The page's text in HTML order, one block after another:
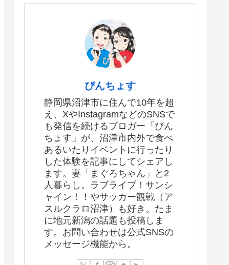
ぴんちょす
静岡県沼津市に住んで10年を超
え、XやInstagramなどのSNSで
も発信を続けるブロガー「ぴん
ちょす」が、沼津市内外で食べ
あるいたりイベントに行ったり
した体験を記事にしてシェアし
ます。妻「まぐろちゃん」と2
人暮らし。ラブライブ！サンシ
ャイン！！やサッカー観戦（ア
スルクラロ沼津）も好き。たま
に地元新潟の話題も投稿しま
す。お問い合わせは公式SNSの
メッセージ機能から。